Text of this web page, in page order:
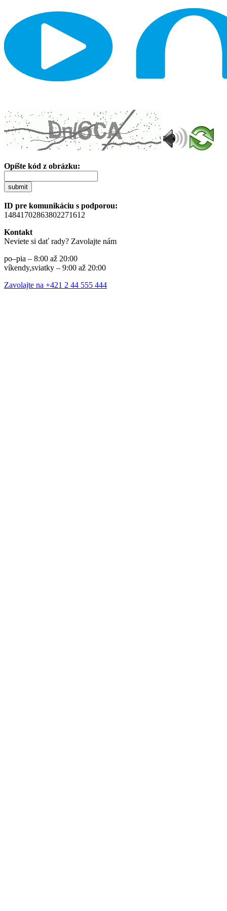
Opíšte kód z obrázku:
submit
ID pre komunikáciu s podporou:
14841702863802271612
Kontakt
Neviete si dať rady? Zavolajte nám
po–pia – 8:00 až 20:00
víkendy,sviatky – 9:00 až 20:00
Zavolajte na +421 2 44 555 444